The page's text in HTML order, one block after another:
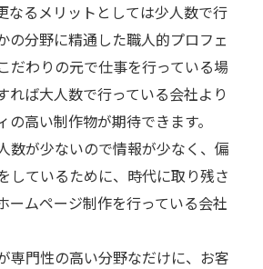
なるメリットとしては少人数で行
の分野に精通した職人的プロフェ
だわりの元で仕事を行っている場
れば大人数で行っている会社より
の高い制作物が期待できます。
数が少ないので情報が少なく、偏
しているために、時代に取り残さ
ームページ制作を行っている会社
専門性の高い分野なだけに、お客